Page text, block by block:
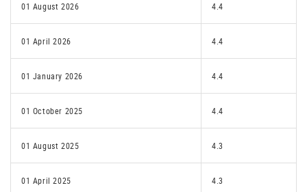
01 August 2026 4.4
01 April 2026 4.4
01 January 2026 4.4
01 October 2025 4.4
01 August 2025 4.3
01 April 2025 4.3